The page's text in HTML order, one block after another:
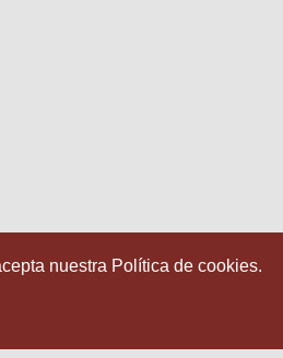
nuestra Política de cookies.